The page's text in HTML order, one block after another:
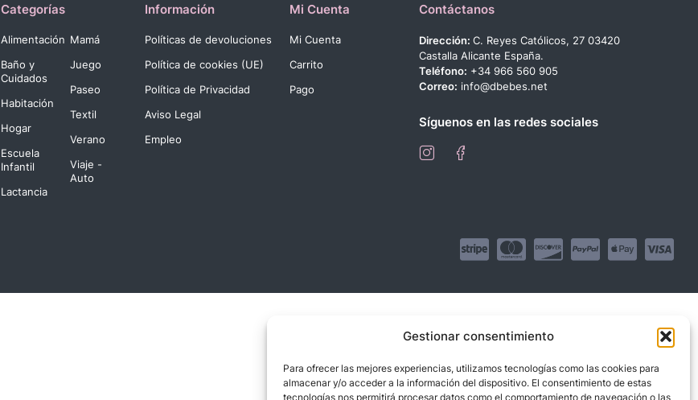
Gestionar consentimiento
Para ofrecer las mejores experiencias, utilizamos tecnologías como las cookies para
almacenar y/o acceder a la información del dispositivo. El consentimiento de estas
tecnologías nos permitirá procesar datos como el comportamiento de navegación o las
Categorías
Alimentación
Baño y
Cuidados
Habitación
Hogar
Escuela
Infantil
Lactancia
Mamá
Juego
Paseo
Textil
Verano
Viaje -
Auto
Información
Políticas de devoluciones
Política de cookies (UE)
Política de Privacidad
Aviso Legal
Empleo
Mi Cuenta
Mi Cuenta
Carrito
Pago
Contáctanos
Dirección:C. Reyes Católicos, 27 03420
Castalla Alicante España.
Teléfono: +34 966 560 905
Correo: info@dbebes.net
Síguenos en las redes sociales